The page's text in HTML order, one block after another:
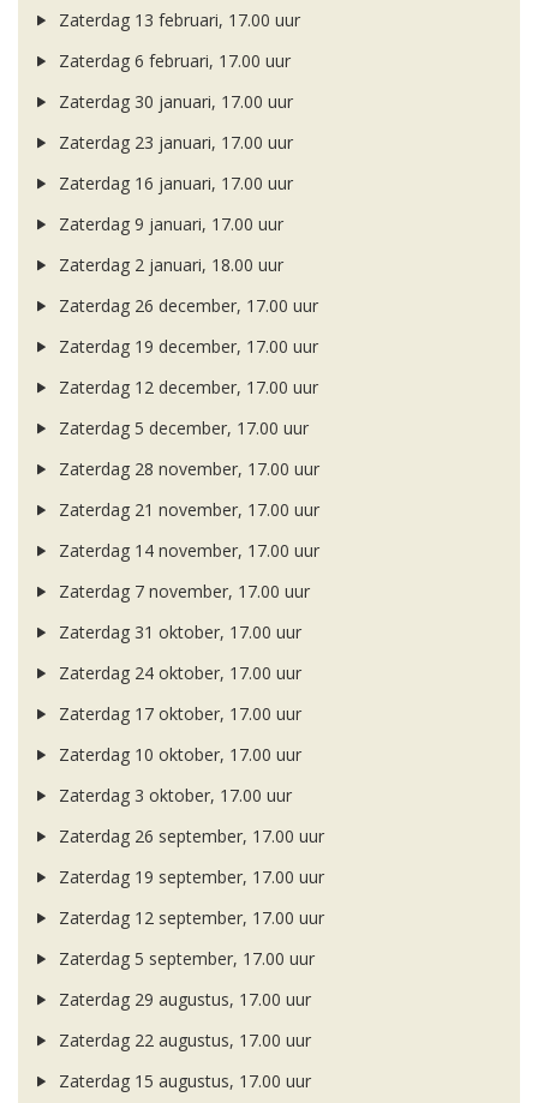
Zaterdag 13 februari, 17.00 uur
Zaterdag 6 februari, 17.00 uur
Zaterdag 30 januari, 17.00 uur
Zaterdag 23 januari, 17.00 uur
Zaterdag 16 januari, 17.00 uur
Zaterdag 9 januari, 17.00 uur
Zaterdag 2 januari, 18.00 uur
Zaterdag 26 december, 17.00 uur
Zaterdag 19 december, 17.00 uur
Zaterdag 12 december, 17.00 uur
Zaterdag 5 december, 17.00 uur
Zaterdag 28 november, 17.00 uur
Zaterdag 21 november, 17.00 uur
Zaterdag 14 november, 17.00 uur
Zaterdag 7 november, 17.00 uur
Zaterdag 31 oktober, 17.00 uur
Zaterdag 24 oktober, 17.00 uur
Zaterdag 17 oktober, 17.00 uur
Zaterdag 10 oktober, 17.00 uur
Zaterdag 3 oktober, 17.00 uur
Zaterdag 26 september, 17.00 uur
Zaterdag 19 september, 17.00 uur
Zaterdag 12 september, 17.00 uur
Zaterdag 5 september, 17.00 uur
Zaterdag 29 augustus, 17.00 uur
Zaterdag 22 augustus, 17.00 uur
Zaterdag 15 augustus, 17.00 uur